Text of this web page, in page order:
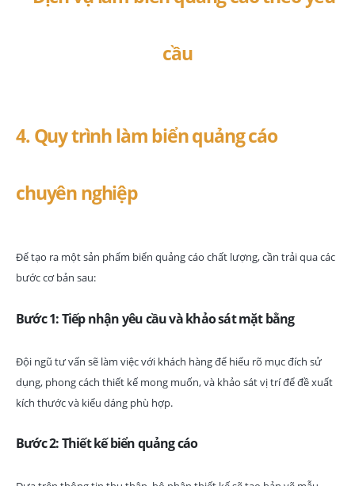
4. Quy trình làm biển quảng cáo
chuyên nghiệp
Để tạo ra một sản phẩm biển quảng cáo chất lượng, cần trải qua các
bước cơ bản sau:
Bước 1: Tiếp nhận yêu cầu và khảo sát mặt bằng
Đội ngũ tư vấn sẽ làm việc với khách hàng để hiểu rõ mục đích sử
dụng, phong cách thiết kế mong muốn, và khảo sát vị trí để đề xuất
kích thước và kiểu dáng phù hợp.
Bước 2: Thiết kế biển quảng cáo